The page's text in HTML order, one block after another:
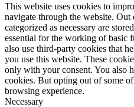
This website uses cookies to
navigate through the website. Out
categorized as necessary are
essential for the working of basic
also use third-party cookies that
you use this website. These
only with your consent. You also
cookies. But opting out of some
browsing experience.
Necessary